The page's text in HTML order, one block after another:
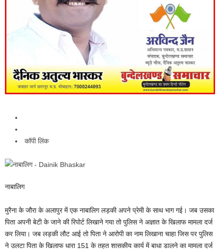
कॉपी लिंक
नाबालिग
मुरैना के जौरा के अलापुर में एक नाबालिग लड़की अपने प्रेमी के साथ भाग गई। जब उसका
पिता अपनी बेटी के जाने की रिपोर्ट लिखाने गया तो पुलिस ने अज्ञात के खिलाफ मामला दर्ज
कर लिया। जब लड़की लौट आई तो पिता ने आरोपी का नाम लिखाना चाहा जिस पर पुलिस
ने उलटा पिता के खिलाफ धारा 151 के तहत शासकीय कार्य में बाधा डालने का मामला दर्ज